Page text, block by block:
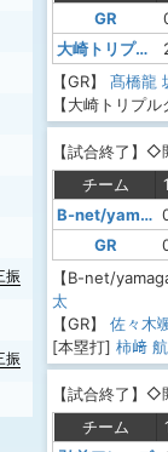
振
振
GR
大崎トリプルクラウン
【GR】
髙橋龍
【大崎トリプル
【試合終了】 ◇
チーム
1
B-net/yamagata
GR
【B-net/
太
【GR】
佐々木
[本塁打] 柿﨑 航
【試合終了】 ◇
チーム